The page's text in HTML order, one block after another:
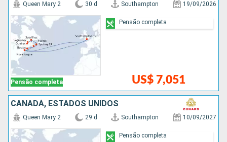
Pensão completa
Queen Mary 2 30 d Southampton 19/09/2026
US$ 7,051
Pensão completa
CANADÁ, ESTADOS UNIDOS
Queen Mary 2 29 d Southampton 10/09/2027
Pensão completa